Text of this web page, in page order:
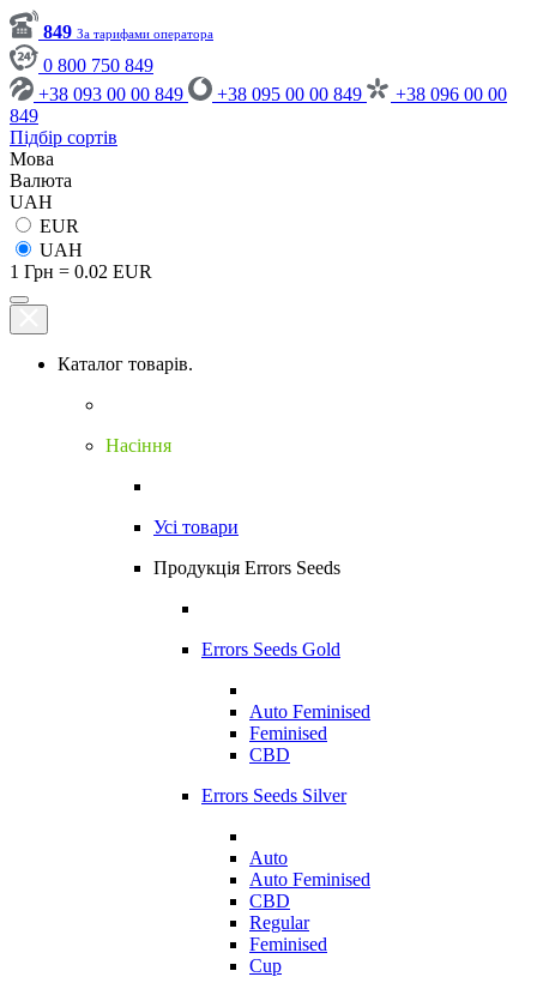
849 За тарифами оператора
0 800 750 849
+38 093 00 00 849
+38 095 00 00 849
+38 096 00 00
849
Підбір сортів
Мова
Валюта
UAH
EUR
UAH
1 Грн = 0.02 EUR
Каталог товарів.
Насіння
Усі товари
Продукція Errors Seeds
Errors Seeds Gold
Auto Feminised
Feminised
CBD
Errors Seeds Silver
Auto
Auto Feminised
CBD
Regular
Feminised
Cup